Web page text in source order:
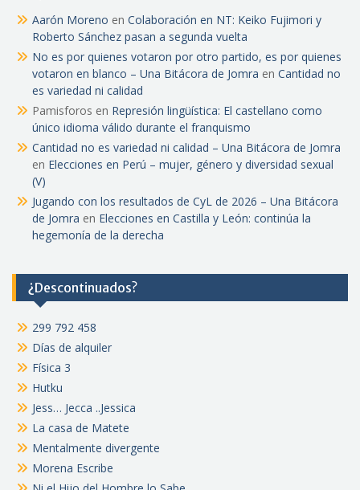
Aarón Moreno en Colaboración en NT: Keiko Fujimori y
Roberto Sánchez pasan a segunda vuelta
No es por quienes votaron por otro partido, es por quienes
votaron en blanco – Una Bitácora de Jomra en Cantidad no
es variedad ni calidad
Pamisforos en Represión lingüística: El castellano como
único idioma válido durante el franquismo
Cantidad no es variedad ni calidad – Una Bitácora de Jomra
en Elecciones en Perú – mujer, género y diversidad sexual
(V)
Jugando con los resultados de CyL de 2026 – Una Bitácora
de Jomra en Elecciones en Castilla y León: continúa la
hegemonía de la derecha
¿Descontinuados?
299 792 458
Días de alquiler
Física 3
Hutku
Jess… Jecca ..Jessica
La casa de Matete
Mentalmente divergente
Morena Escribe